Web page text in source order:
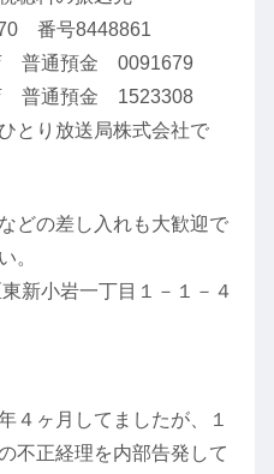
番号8448861
普通預金 0091679
普通預金 1523308
とり放送局株式会社で
どの差し入れも大歓迎で
。
新小岩一丁目１－１－４
４ヶ月してましたが、１
不正経理を内部告発して